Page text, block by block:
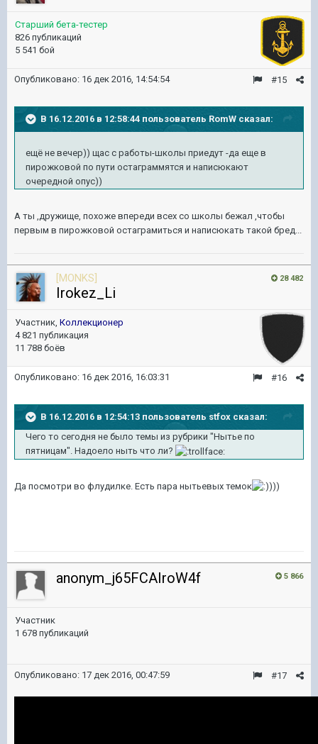
Старший бета-тестер
826 публикаций
5 541 бой
#15
Опубликовано: 16 дек 2016, 14:54:54
В 16.12.2016 в 12:58:44 пользователь RomW сказал:
ещё не вечер)) щас с работы-школы приедут -да еще в
пирожковой по пути остаграммятся и написюкают
очередной опус))
А ты ,дружище, похоже впереди всех со школы бежал ,чтобы
первым в пирожковой остаграмиться и написюкать такой бред...
28 482
[MONKS]
Irokez_Li
Участник, Коллекционер
4 821 публикация
11 788 боёв
#16
Опубликовано: 16 дек 2016, 16:03:31
В 16.12.2016 в 12:54:13 пользователь stfox сказал:
Чего то сегодня не было темы из рубрики "Нытье по
пятницам". Надоело ныть что ли?
Да посмотри во флудилке. Есть пара нытьевых темок )))
5 866
anonym_j65FCAIroW4f
Участник
1 678 публикаций
#17
Опубликовано: 17 дек 2016, 00:47:59